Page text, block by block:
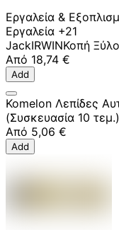
Εργαλεία &
Εργαλεία +21
JackIRWINΚοπή
Από 18,74 €
Add
Komelon Λεπίδες
(Συσκευασία 10 τεμ.)
Από 5,06 €
Add